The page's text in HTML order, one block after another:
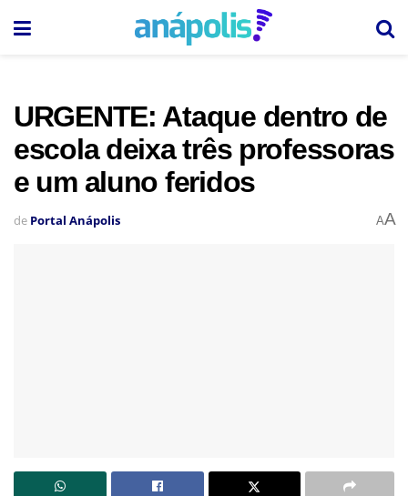
URGENTE: Ataque dentro de
escola deixa três professoras
e um aluno feridos
de Portal Anápolis AA